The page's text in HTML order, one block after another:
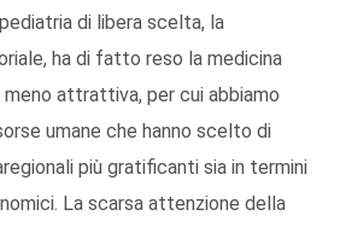
di libera scelta, la
ha di fatto reso la medicina
attrattiva, per cui abbiamo
umane che hanno scelto di
più gratificanti sia in termini
La scarsa attenzione della